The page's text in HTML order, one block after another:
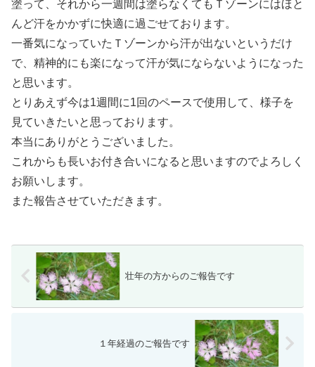
塗って、それから一週間は塗らなくてもＴゾーンにはほと
んど汗をかかずに快適に過ごせております。
一番気になっていたＴゾーンから汗が出ないというだけ
で、精神的にも楽になって汗が気にならないようになった
と思います。
とりあえず今は1週間に1回のペースで使用して、様子を
見ていきたいと思っております。
本当にありがとうございました。
これからも長いお付き合いになると思いますのでよろしく
お願いします。
また報告させていただきます。
壮年の方からのご報告です
１年経過のご報告です